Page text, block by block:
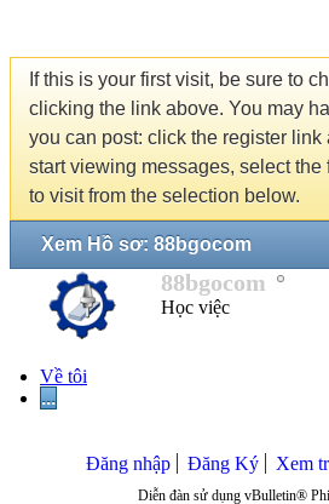
If this is your first visit, be sure to
clicking the link above. You may
you can post: click the register link
start viewing messages, select the
to visit from the selection below.
Xem Hồ sơ: 88bgocom
88bgocom
Học việc
Về tôi
...
Đăng nhập Đăng Ký Xem
Diễn đàn sử dụng vBulletin®